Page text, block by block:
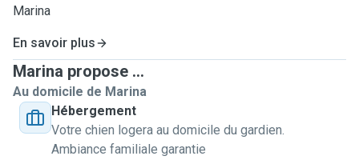
Marina
En savoir plus
Marina propose ...
Au domicile de Marina
Hébergement
Votre chien logera au domicile du gardien.
Ambiance familiale garantie